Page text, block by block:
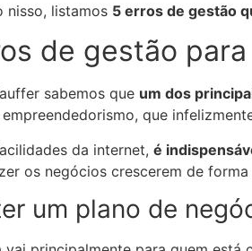
nisso, listamos 5 erros de gestão
de gestão
sabemos que um dos
que
da internet, é
os negócios crescerem de forma
um plano de